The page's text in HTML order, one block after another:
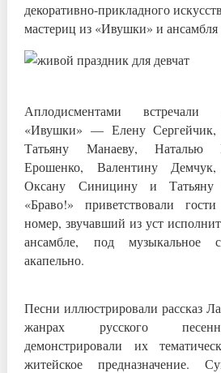
декоративно-прикладного
мастериц из «Ивушки» и
Аплодисментами встречали
«Ивушки» — Елену Сергейчик,
Татьяну Манаеву, Наталью
Ерошенко, Валентину
Оксану Синицину и Татьяну
«Браво!» приветствовали
номер, звучавший из уст
ансамбле, под музыкальное
акапельно.
Песни иллюстрировали рассказ
жанрах русского
демонстрировали их
житейское предназначение.